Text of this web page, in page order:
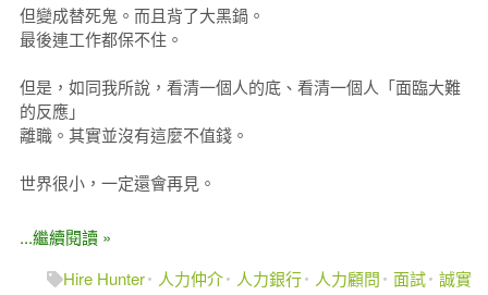
但變成替死鬼。而且背了大黑鍋。
最後連工作都保不住。
但是，如同我所說，看清一個人的底、看清一個人「面臨大難
的反應」
離職。其實並沒有這麼不值錢。
世界很小，一定還會再見。
...繼續閱讀 »
Hire Hunter
人力仲介 人力銀行 人力顧問 面試 誠實